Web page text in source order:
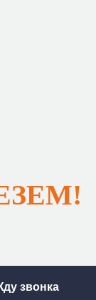
звонка